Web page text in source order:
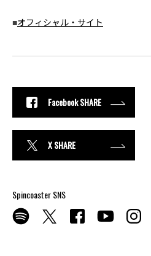
■オフィシャル・サイト
Facebook SHARE
X SHARE
Spincoaster SNS